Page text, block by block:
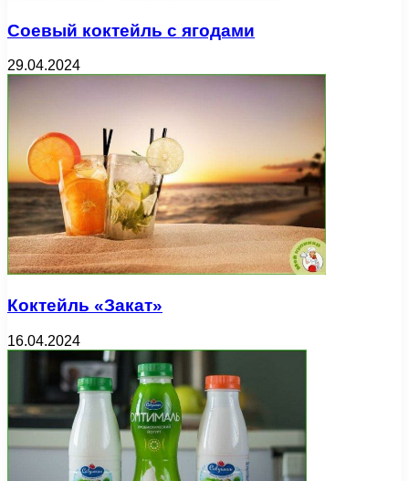
Соевый коктейль с ягодами
29.04.2024
Коктейль «Закат»
16.04.2024